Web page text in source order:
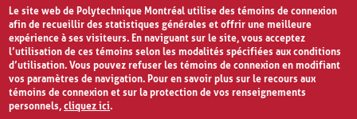
Le site web de Polytechnique Montréal utilise des témoins de connexion
afin de recueillir des statistiques générales et offrir une meilleure
expérience à ses visiteurs. En naviguant sur le site, vous acceptez
l’utilisation de ces témoins selon les modalités spécifiées aux conditions
d’utilisation. Vous pouvez refuser les témoins de connexion en modifiant
vos paramètres de navigation. Pour en savoir plus sur le recours aux
témoins de connexion et sur la protection de vos renseignements
personnels,cliquez ici.